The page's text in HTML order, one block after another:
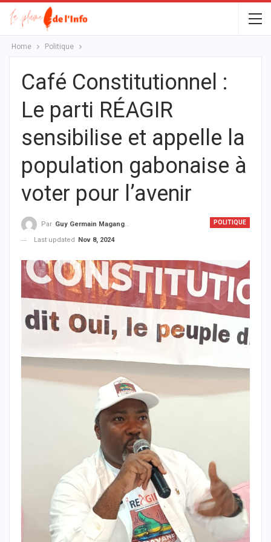
Home Politique
Café Constitutionnel :
Le parti RÉAGIR
sensibilise et appelle la
population gabonaise à
voter pour l’avenir
POLITIQUE
Par Guy Germain Maganga Nziengui
Last updated
Nov 8, 2024